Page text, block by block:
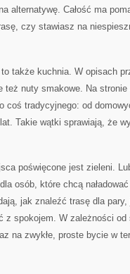
alternatywę. Całość ma
czy stawiasz na
to także kuchnia. W opisach
też nuty smakowe. Na
coś tradycyjnego: od
Takie wątki sprawiają, że
poświęcone jest zieleni.
osób, które chcą
jak znaleźć trasę dla
z spokojem. W zależności od
na zwykłe, proste bycie w